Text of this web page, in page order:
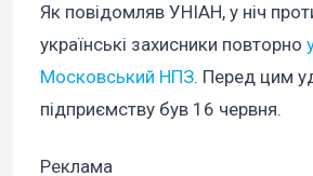
Як повідомляв УНІАН, у ніч
українські захисники повторно
Московський НПЗ. Перед цим
підприємству був 16 червня.
Реклама